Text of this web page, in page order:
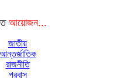
আয়োজন...
জাতীয়
আন্তর্জাতিক
রাজনীতি
প্রবাস